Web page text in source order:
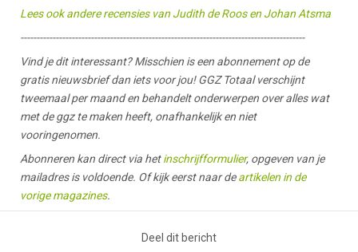
Lees ook andere recensies van Judith de Roos en Johan Atsma
-----------------------------------------------------------------------------------------
Vind je dit interessant? Misschien is een abonnement op de
gratis nieuwsbrief dan iets voor jou! GGZ Totaal verschijnt
tweemaal per maand en behandelt onderwerpen over alles wat
met de ggz te maken heeft, onafhankelijk en niet
vooringenomen.
Abonneren kan direct via hetinschrijfformulier, opgeven van je
mailadres is voldoende. Of kijk eerst naar deartikelen in de
vorige magazines.
Deel dit bericht